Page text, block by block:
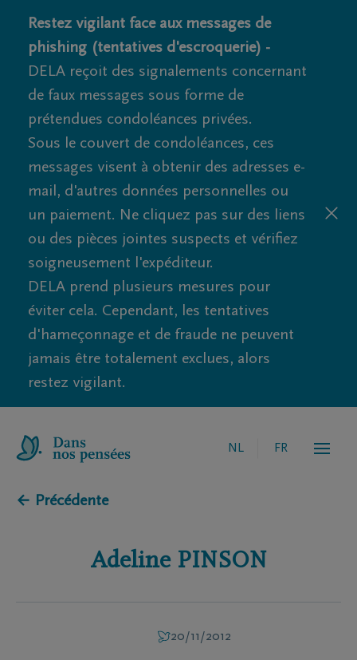
Restez vigilant face aux messages de
phishing (tentatives d'escroquerie) -
DELA reçoit des signalements concernant
de faux messages sous forme de
prétendues condoléances privées.
Sous le couvert de condoléances, ces
messages visent à obtenir des adresses e-
mail, d'autres données personnelles ou
un paiement. Ne cliquez pas sur des liens
ou des pièces jointes suspects et vérifiez
soigneusement l'expéditeur.
DELA prend plusieurs mesures pour
éviter cela. Cependant, les tentatives
d'hameçonnage et de fraude ne peuvent
jamais être totalement exclues, alors
restez vigilant.
NL FR
← Précédente
Adeline PINSON
20/11/2012